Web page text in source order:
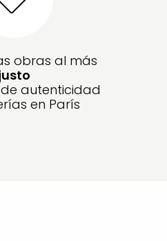
obras al más
autenticidad
en París